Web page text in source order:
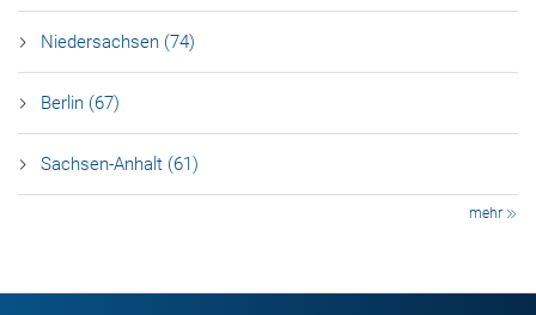
Niedersachsen (74)
Berlin (67)
Sachsen-Anhalt (61)
mehr